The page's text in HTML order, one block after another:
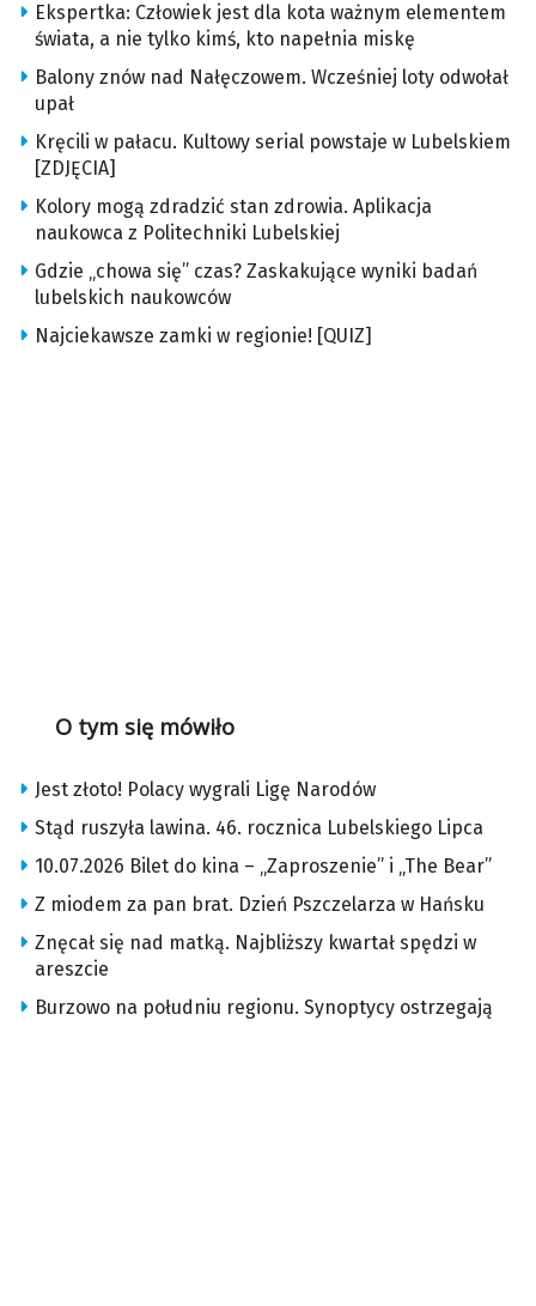
Ekspertka: Człowiek jest dla kota ważnym elementem
świata, a nie tylko kimś, kto napełnia miskę
Balony znów nad Nałęczowem. Wcześniej loty odwołał
upał
Kręcili w pałacu. Kultowy serial powstaje w Lubelskiem
[ZDJĘCIA]
Kolory mogą zdradzić stan zdrowia. Aplikacja
naukowca z Politechniki Lubelskiej
Gdzie „chowa się” czas? Zaskakujące wyniki badań
lubelskich naukowców
Najciekawsze zamki w regionie! [QUIZ]
O tym się mówiło
Jest złoto! Polacy wygrali Ligę Narodów
Stąd ruszyła lawina. 46. rocznica Lubelskiego Lipca
10.07.2026 Bilet do kina – „Zaproszenie” i „The Bear”
Z miodem za pan brat. Dzień Pszczelarza w Hańsku
Znęcał się nad matką. Najbliższy kwartał spędzi w
areszcie
Burzowo na południu regionu. Synoptycy ostrzegają